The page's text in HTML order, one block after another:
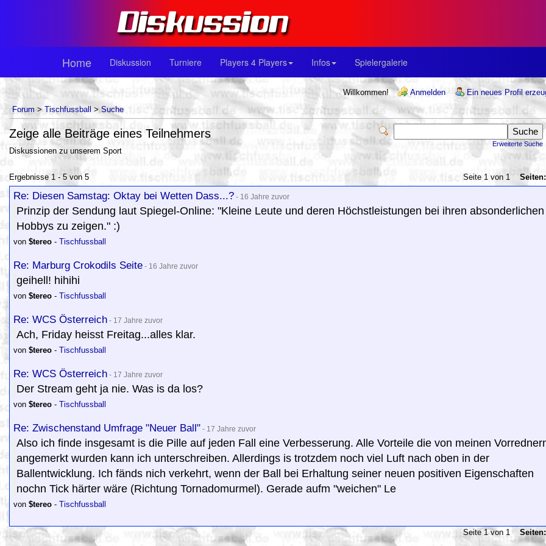
Home Diskussion Turniere Players 4 Players Infos Spielergalerie
Willkommen! Anmelden
Ein neues Profil
Forum > Tischfussball > Suche
Erweiterte Suche
Zeige alle Beiträge eines Teilnehmers
Diskussionen zu unserem Sport
Seite 1 von 1 Seiten:
Ergebnisse 1 - 5 von 5
Re: Diesen Samstag: Oktay bei Wetten Dass...? - 16 Jahre zuvor
Prinzip der Sendung laut Spiegel-Online: "Kleine Leute und deren Höchstleistungen bei ihren absonderlichen
Hobbys zu zeigen." :)
von $tereo - Tischfussball
Re: Marburg Crokodils Seite - 16 Jahre zuvor
geihell! hihihi
von $tereo - Tischfussball
Re: WCS Österreich - 17 Jahre zuvor
Ach, Friday heisst Freitag...alles klar.
von $tereo - Tischfussball
Re: WCS Österreich - 17 Jahre zuvor
Der Stream geht ja nie. Was is da los?
von $tereo - Tischfussball
Re: Zwischenstand Umfrage "Neuer Ball" - 17 Jahre zuvor
Also ich finde insgesamt is die Pille auf jeden Fall eine Verbesserung. Alle Vorteile die von meinen
angemerkt wurden kann ich unterschreiben. Allerdings is trotzdem noch viel Luft nach oben in der
Ballentwicklung. Ich fänds nich verkehrt, wenn der Ball bei Erhaltung seiner neuen positiven Eigenschaften
nochn Tick härter wäre (Richtung Tornadomurmel). Gerade aufm "weichen" Le
von $tereo - Tischfussball
Seite 1 von 1 Seiten: